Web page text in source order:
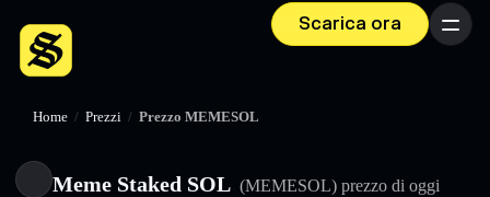
Scarica ora Menu
Home / Prezzi / Prezzo MEMESOL
Meme Staked SOL (MEMESOL) prezzo di oggi